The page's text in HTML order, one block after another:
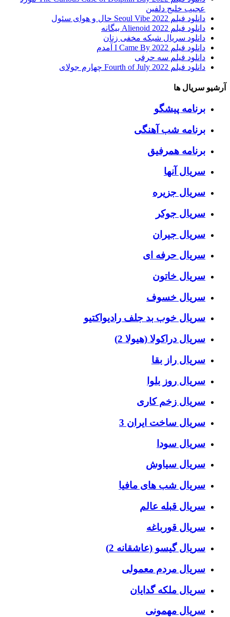
عجیب خلیج دلفین
دانلود فیلم Seoul Vibe 2022 حال و هوای سئول
دانلود فیلم Alienoid 2022 بیگانه
دانلود سریال شبکه مخفی زنان
دانلود فیلم I Came By 2022 آمدم
دانلود فیلم سه حرفی
دانلود فیلم Fourth of July 2022 چهارم جولای
آرشیو سریال ها
برنامه پیشگو
برنامه شب آهنگی
برنامه همرفیق
سریال آنها
سریال جزیره
سریال جوکر
سریال جیران
سریال حرفه ای
سریال خاتون
سریال خسوف
سریال خوب بد جلف رادیواکتیو
سریال دراکولا (هیولا 2)
سریال راز بقا
سریال روز بلوا
سریال زخم کاری
سریال ساخت ایران 3
سریال سودا
سریال سیاوش
سریال شب های مافیا
سریال قبله عالم
سریال قورباغه
سریال گیسو (عاشقانه 2)
سریال مردم معمولی
سریال ملکه گدایان
سریال مهمونی